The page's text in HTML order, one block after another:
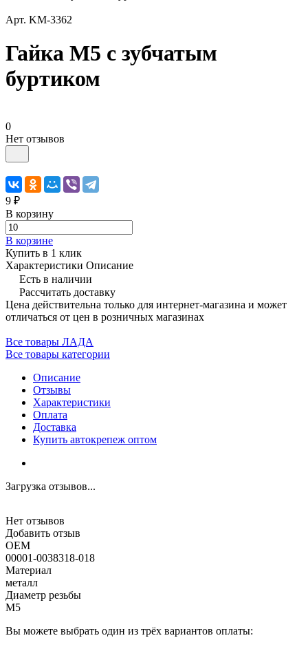
Арт. KM-3362
Гайка М5 с зубчатым
буртиком
0
Нет отзывов
9 ₽
В корзину
В корзине
Купить в 1 клик
Характеристики Описание
Есть в наличии
Рассчитать доставку
Цена действительна только для интернет-магазина и может
отличаться от цен в розничных магазинах
Все товары ЛАДА
Все товары категории
Описание
Отзывы
Характеристики
Оплата
Доставка
Купить автокрепеж оптом
Загрузка отзывов...
Нет отзывов
Добавить отзыв
OEM
00001-0038318-018
Материал
металл
Диаметр резьбы
M5
Вы можете выбрать один из трёх вариантов оплаты: